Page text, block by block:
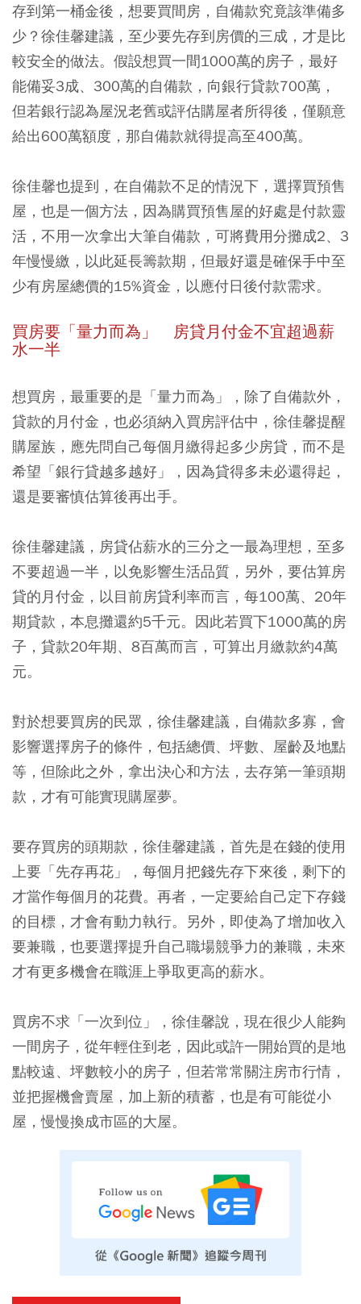
存到第一桶金後，想要買間房，自備款究竟該準備多
少？徐佳馨建議，至少要先存到房價的三成，才是比
較安全的做法。假設想買一間1000萬的房子，最好
能備妥3成、300萬的自備款，向銀行貸款700萬，
但若銀行認為屋況老舊或評估購屋者所得後，僅願意
給出600萬額度，那自備款就得提高至400萬。
徐佳馨也提到，在自備款不足的情況下，選擇買預售
屋，也是一個方法，因為購買預售屋的好處是付款靈
活，不用一次拿出大筆自備款，可將費用分攤成2、3
年慢慢繳，以此延長籌款期，但最好還是確保手中至
少有房屋總價的15%資金，以應付日後付款需求。
買房要「量力而為」 房貸月付金不宜超過薪
水一半
想買房，最重要的是「量力而為」，除了自備款外，
貸款的月付金，也必須納入買房評估中，徐佳馨提醒
購屋族，應先問自己每個月繳得起多少房貸，而不是
希望「銀行貸越多越好」，因為貸得多未必還得起，
還是要審慎估算後再出手。
徐佳馨建議，房貸佔薪水的三分之一最為理想，至多
不要超過一半，以免影響生活品質，另外，要估算房
貸的月付金，以目前房貸利率而言，每100萬、20年
期貸款，本息攤還約5千元。因此若買下1000萬的房
子，貸款20年期、8百萬而言，可算出月繳款約4萬
元。
對於想要買房的民眾，徐佳馨建議，自備款多寡，會
影響選擇房子的條件，包括總價、坪數、屋齡及地點
等，但除此之外，拿出決心和方法，去存第一筆頭期
款，才有可能實現購屋夢。
要存買房的頭期款，徐佳馨建議，首先是在錢的使用
上要「先存再花」，每個月把錢先存下來後，剩下的
才當作每個月的花費。再者，一定要給自己定下存錢
的目標，才會有動力執行。另外，即使為了增加收入
要兼職，也要選擇提升自己職場競爭力的兼職，未來
才有更多機會在職涯上爭取更高的薪水。
買房不求「一次到位」，徐佳馨說，現在很少人能夠
一間房子，從年輕住到老，因此或許一開始買的是地
點較遠、坪數較小的房子，但若常常關注房市行情，
並把握機會賣屋，加上新的積蓄，也是有可能從小
屋，慢慢換成市區的大屋。